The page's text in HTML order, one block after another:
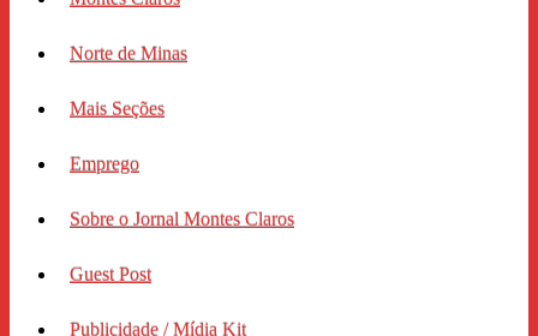
Norte de Minas
Mais Seções
Emprego
Sobre o Jornal Montes Claros
Guest Post
Publicidade / Mídia Kit